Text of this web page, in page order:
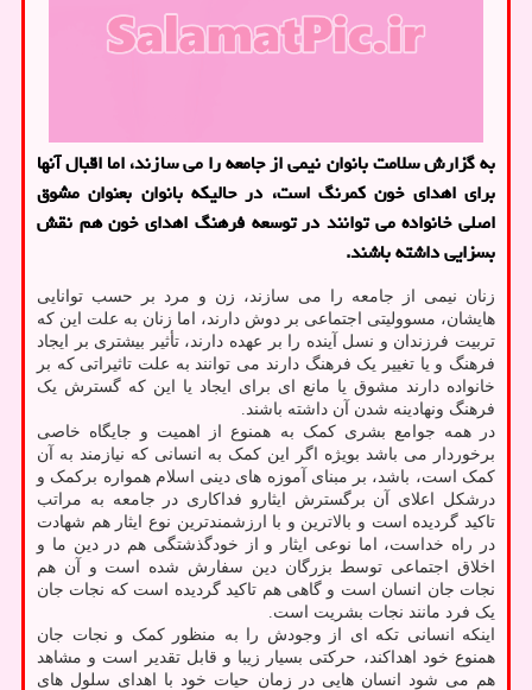
به گزارش سلامت بانوان نیمی از جامعه را می سازند، اما اقبال آنها
برای اهدای خون کمرنگ است، در حالیکه بانوان بعنوان مشوق
اصلی خانواده می توانند در توسعه فرهنگ اهدای خون هم نقش
بسزایی داشته باشند.
زنان نیمی از جامعه را می سازند، زن و مرد بر حسب توانایی
هایشان، مسوولیتی اجتماعی بر دوش دارند، اما زنان به علت این که
تربیت فرزندان و نسل آینده را بر عهده دارند، تأثیر بیشتری بر ایجاد
فرهنگ و یا تغییر یک فرهنگ دارند می توانند به علت تاثیراتی که بر
خانواده دارند مشوق یا مانع ای برای ایجاد یا این که گسترش یک
فرهنگ ونهادینه شدن آن داشته باشند.
در همه جوامع بشری کمک به همنوع از اهمیت و جایگاه خاصی
برخوردار می باشد بویژه اگر این کمک به انسانی که نیازمند به آن
کمک است، باشد، بر مبنای آموزه های دینی اسلام همواره برکمک و
درشکل اعلای آن برگسترش ایثارو فداکاری در جامعه به مراتب
تاکید گردیده است و بالاترین و با ارزشمندترین نوع ایثار هم شهادت
در راه خداست، اما نوعی ایثار و از خودگذشتگی هم در دین ما و
اخلاق اجتماعی توسط بزرگان دین سفارش شده است و آن هم
نجات جان انسان است و گاهی هم تاکید گردیده است که نجات جان
یک فرد مانند نجات بشریت است.
اینکه انسانی تکه ای از وجودش را به منظور کمک و نجات جان
همنوع خود اهداکند، حرکتی بسیار زیبا و قابل تقدیر است و مشاهد
هم می شود انسان هایی در زمان حیات خود با اهدای سلول های